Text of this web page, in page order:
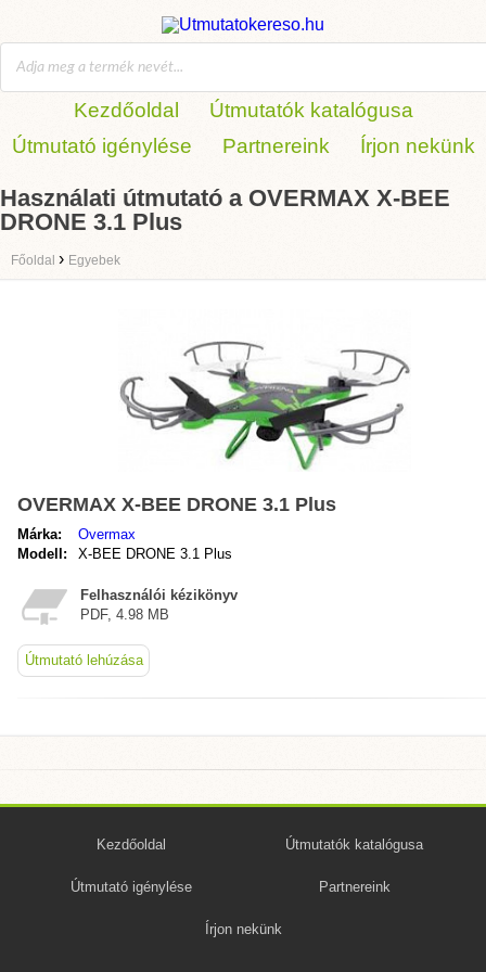
Kezdőoldal
Útmutatók katalógusa
Útmutató igénylése
Partnereink Írjon nekünk
Használati útmutató a OVERMAX X-BEE
DRONE 3.1 Plus
Főoldal › Egyebek
OVERMAX X-BEE DRONE 3.1 Plus
Márka:
Overmax
Modell:
X-BEE DRONE 3.1 Plus
Felhasználói kézikönyv
PDF, 4.98 MB
Útmutató lehúzása
Kezdőoldal Útmutatók katalógusa
Útmutató igénylése Partnereink
Írjon nekünk